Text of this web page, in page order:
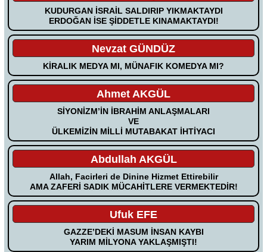
KUDURGAN İSRAİL SALDIRIP YIKMAKTAYDI
ERDOĞAN İSE ŞİDDETLE KINAMAKTAYDI!
Nevzat GÜNDÜZ
KİRALIK MEDYA MI, MÜNAFIK KOMEDYA MI?
Ahmet AKGÜL
SİYONİZM’İN İBRAHİM ANLAŞMALARI
VE
ÜLKEMİZİN MİLLİ MUTABAKAT İHTİYACI
Abdullah AKGÜL
Allah, Facirleri de Dinine Hizmet Ettirebilir
AMA ZAFERİ SADIK MÜCAHİTLERE VERMEKTEDİR!
Ufuk EFE
GAZZE’DEKİ MASUM İNSAN KAYBI
YARIM MİLYONA YAKLAŞMIŞTI!